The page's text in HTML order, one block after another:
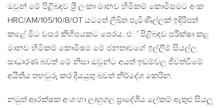
ඔවුන් මේ පිළිබඳව ශ‍්‍රී ලංකා මානව හිමිකම් කොමිසමට අංක
HRC/AM/105/10/B/OT යටතේ ලිඛිත පැමිණිල්ලක් ඉදිරිපත්
කළේ මීට වසර කිහිපයකට පෙරය. එ් පිළිබඳව පරීක්ෂා කළ
මානව හිමිකම් කොමිෂම මේ ජනතාවගේ ඉල්ලීම් සියල්ල
සාධාරණ බවත් මේ නිසා ඔවුන්ට අයත් ඉඩම්වල ජීවත්වීමේ
අයිතිය තහවුරු කර දියයුතු බවත් නිර්දේශ කෙරින.
නමුත් ආරක්ෂක අංශ හා ලාහුගල ප‍්‍රාදේශීය ලේකම් ඇතුළු සියලූ